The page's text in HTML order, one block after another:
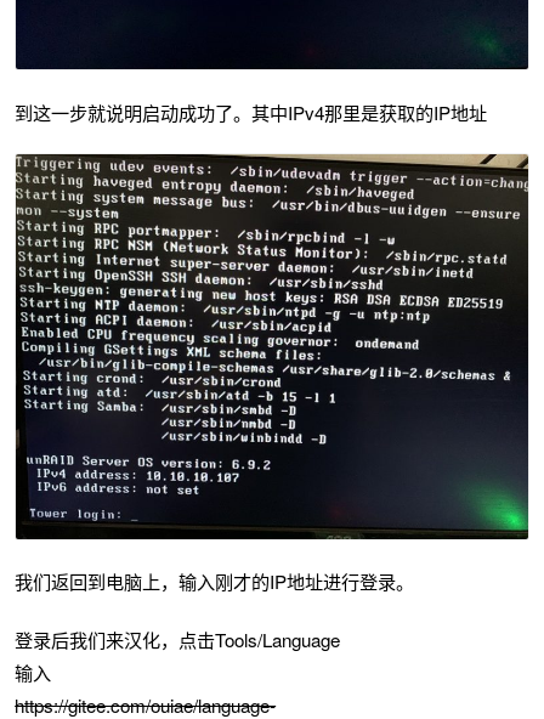
到这一步就说明启动成功了。其中IPv4那里是获取的IP地址
我们返回到电脑上，输入刚才的IP地址进行登录。
登录后我们来汉化，点击Tools/Language
输入
https://gitee.com/ouiae/language-